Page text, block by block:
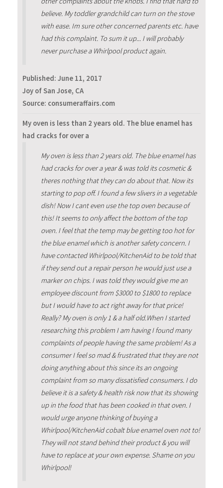
believe. My toddler grandchild can turn on the stove
with ease. Im sure other concerned parents etc. have
had this complaint. To sum it up... I will probably
never purchase a Whirlpool product again.
Published: June 11, 2017
Joy of San Jose, CA
Source: consumeraffairs.com
My oven is less than 2 years old. The blue enamel has
had cracks for over a
My oven is less than 2 years old. The blue enamel has
had cracks for over a year & was told its cosmetic &
theres nothing that they can do about that. Now its
starting to pop off. I found a few slivers in a vegetable
dish! Now I cant even use the top oven because of
this! It seems to only affect the bottom of the top
oven. I feel that the temp may be getting too hot for
the blue enamel which is another safety concern. I
have contacted Whirlpool/KitchenAid to be told that
if they send out a repair person he would just use a
marker on chips. I was told they would give me an
employee discount from $3000 to $1800 to replace
but I would have to act right away for that price!
Really? My oven is only 1 & a half old.When I started
researching this problem I am having I found many
complaints of people having the same problem! As a
consumer I feel so mad & frustrated that they are not
doing anything about this since its an ongoing
complaint from so many dissatisfied consumers. I do
believe it is a safety & health risk now that its showing
up in the food that has been cooked in that oven. I
would urge anyone thinking of buying a
Whirlpool/KitchenAid cobalt blue enamel oven not to!
They will not stand behind their product & you will
have to replace at your own expense. Shame on you
Whirlpool!